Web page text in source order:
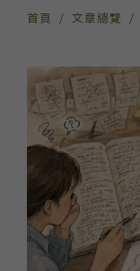
首頁 文章總覽